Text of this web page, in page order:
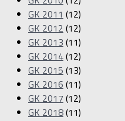
GK 2011 (12)
GK 2012 (12)
GK 2013 (11)
GK 2014(12)
GK 2015 (13)
GK 2016 (11)
GK 2017 (12)
GK 2018(11)